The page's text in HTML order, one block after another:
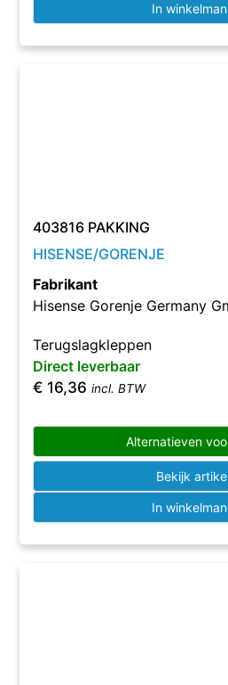
In
403816 PAKKING
HISENSE/GORENJE
Fabrikant
Hisense Gorenje Germany
Terugslagkleppen
Direct leverbaar
€ 16,36 incl. BTW
Alternatieven
Bekijk
In